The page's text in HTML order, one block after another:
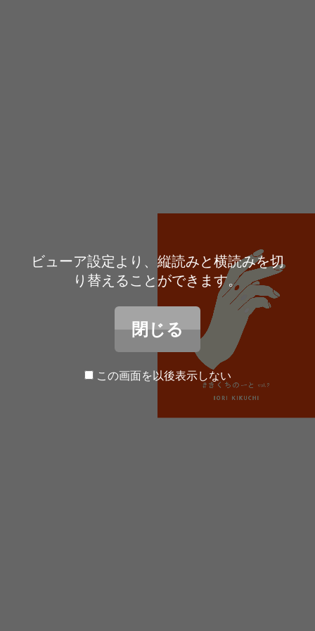
ビューア設定より、縦読みと横読みを切
り替えることができます。
閉じる
この画面を以後表示しない